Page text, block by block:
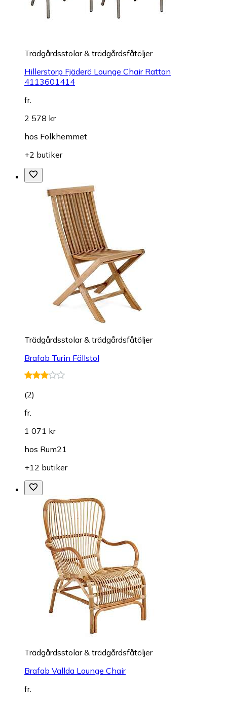
Trädgårdsstolar & trädgårdsfåtöljer
Hillerstorp Fjäderö Lounge Chair Rattan
4113601414
fr.
2 578 kr
hos Folkhemmet
+2 butiker
Trädgårdsstolar & trädgårdsfåtöljer
Brafab Turin Fällstol
(2)
fr.
1 071 kr
hos Rum21
+12 butiker
Trädgårdsstolar & trädgårdsfåtöljer
Brafab Vallda Lounge Chair
fr.